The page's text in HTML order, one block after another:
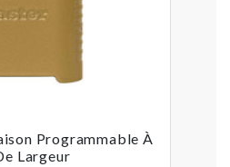
Programmable À
Largeur